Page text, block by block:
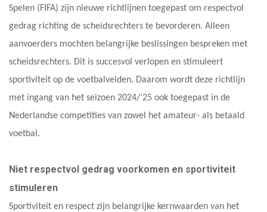
Spelen (FIFA) zijn nieuwe richtlijnen toegepast om respectvol
gedrag richting de scheidsrechters te bevorderen. Alleen
aanvoerders mochten belangrijke beslissingen bespreken met
scheidsrechters. Dit is succesvol verlopen en stimuleert
sportiviteit op de voetbalvelden. Daarom wordt deze richtlijn
met ingang van het seizoen 2024/’25 ook toegepast in de
Nederlandse competities van zowel het amateur- als betaald
voetbal.
Niet respectvol gedrag voorkomen en sportiviteit
stimuleren
Sportiviteit en respect zijn belangrijke kernwaarden van het